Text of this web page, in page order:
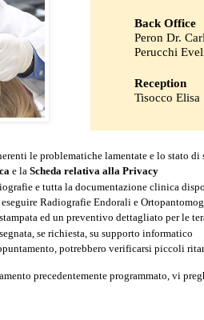
Back Office
Peron Dr.
Perucchi
Reception
Tisocco Elisa
le problematiche lamentate e lo stato di
e la Scheda relativa alla Privacy
e tutta la documentazione clinica
Radiografie Endorali e
ed un preventivo dettagliato per le
se richiesta, su supporto informatico
potrebbero verificarsi piccoli
precedentemente programmato, vi